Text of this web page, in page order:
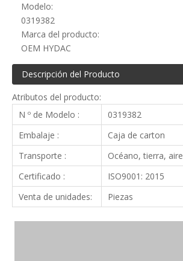
Modelo:
0319382
Marca del producto:
OEM HYDAC
Descripción del Producto
Atributos del producto:
N º de Modelo :
0319382
Embalaje :
Caja de carton
Transporte :
Océano, tierra, aire
Certificado :
ISO9001: 2015
Venta de unidades:
Piezas